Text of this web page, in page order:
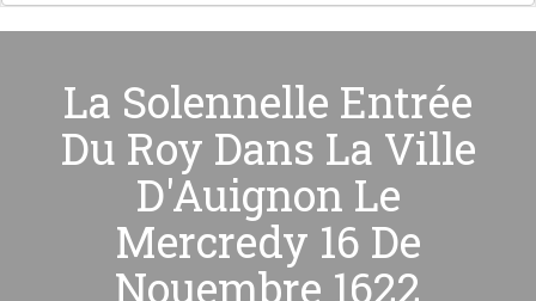
La Solennelle Entrée
Du Roy Dans La Ville
D'Auignon Le
Mercredy 16 De
Nouembre 1622